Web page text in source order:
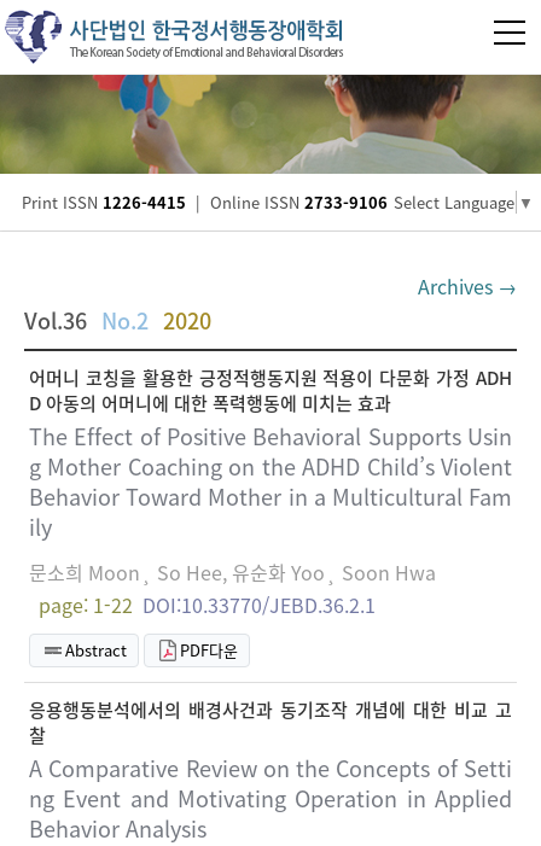
Print ISSN 1226-4415 | Online ISSN 2733-9106 Select Language ▼
Archives →
Vol.36 No.2 2020
어머니 코칭을 활용한 긍정적행동지원 적용이 다문화 가정 ADH
D 아동의 어머니에 대한 폭력행동에 미치는 효과
The Effect of Positive Behavioral Supports Usin
g Mother Coaching on the ADHD Child’s Violent
Behavior Toward Mother in a Multicultural Fam
ily
문소희 Moon¸ So Hee, 유순화 Yoo¸ Soon Hwa
page: 1-22 DOI:10.33770/JEBD.36.2.1
Abstract PDF다운
응용행동분석에서의 배경사건과 동기조작 개념에 대한 비교 고
찰
A Comparative Review on the Concepts of Setti
ng Event and Motivating Operation in Applied
Behavior Analysis